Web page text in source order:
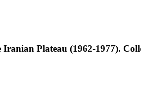
Plateau (1962-1977).